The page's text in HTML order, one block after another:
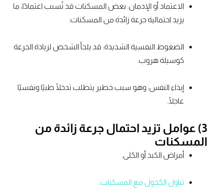
الاعتماد أو الإدمان: بعض المسكنات قد تُسبب اعتمادًا، ما
يزيد احتمالية جرعة زائدة من المسكنات.
الضغوط النفسية الشديدة: قد يلجأ الشخص لزيادة الجرعة
كوسيلة هروب.
إيذاء النفس: وهو سبب خطير يتطلب تدخلًا طبيًا ونفسيًا
عاجلًا.
3) عوامل تزيد احتمال جرعة زائدة من
المسكنات
أمراض الكبد أو الكلى.
تناول الكحول مع المسكنات.